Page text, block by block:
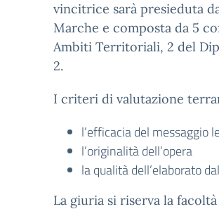
vincitrice sarà presieduta
Marche e composta da 5
Ambiti Territoriali, 2 del
2.
I criteri di valutazione
l’efficacia del messaggio
l’originalità dell’opera
la qualità dell’elaborato
La giuria si riserva la